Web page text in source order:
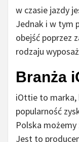
w czasie jazdy
Jednak i w tym
obejść poprzez
rodzaju
Branża
iOttie to marka,
popularność
Polska
Jest to